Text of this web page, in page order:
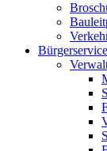
Bürgerservice